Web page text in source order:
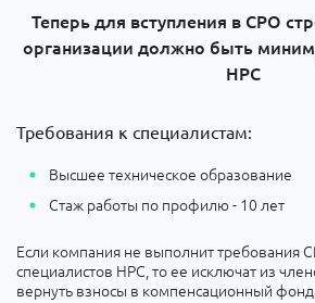
Теперь для вступления в СРО
организации должно быть
НРС
Требования к специалистам:
Высшее техническое образование
Стаж работы по профилю - 10 лет
Если компания не выполнит требования
специалистов НРС, то ее исключат из
вернуть взносы в компенсационный